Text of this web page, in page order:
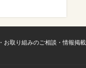
お取り組みのご相談・情報掲